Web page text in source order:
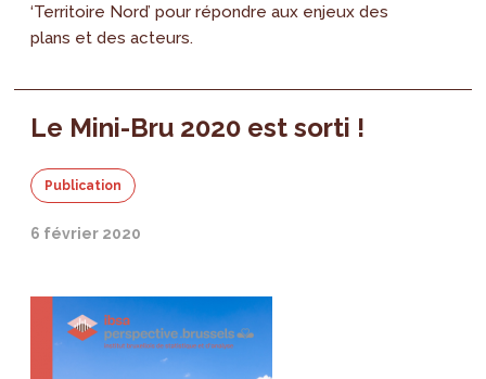
‘Territoire Nord’ pour répondre aux enjeux des
plans et des acteurs.
Le Mini-Bru 2020 est sorti !
Publication
6 février 2020